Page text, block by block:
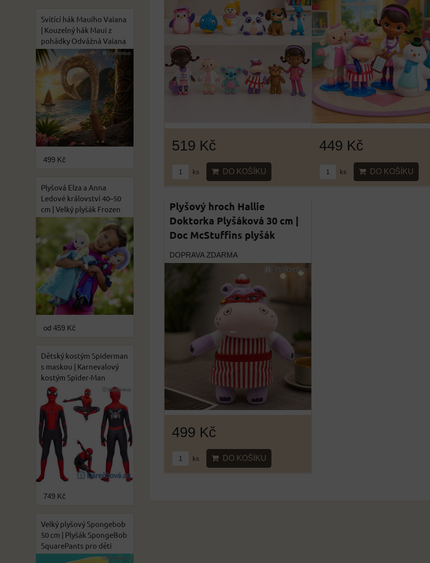
519 Kč
ks DO KOŠÍKU
449 Kč
ks DO KOŠÍKU
Plyšový hroch Hallie
Doktorka Plyšáková 30 cm |
Doc McStuffins plyšák
DOPRAVA ZDARMA
499 Kč
ks DO KOŠÍKU
Svítící hák Mauiho Vaiana
| Kouzelný hák Maui z
pohádky Odvážná Vaiana
499 Kč
Plyšová Elza a Anna
Ledové království 40–50
cm | Velký plyšák Frozen
od 459 Kč
Dětský kostým Spiderman
s maskou | Karnevalový
kostým Spider-Man
749 Kč
Velký plyšový Spongebob
50 cm | Plyšák SpongeBob
SquarePants pro děti